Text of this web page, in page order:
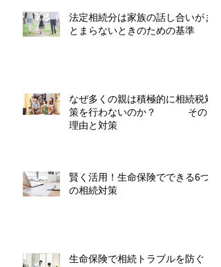
法定相続分は家族の話し合いがま
とまらないときのための基準
なぜ多くの親は積極的に相続税対
策を行わないのか？ その
理由と対策
賢く活用！生命保険でできる6つ
の相続対策
生命保険で相続トラブルを防ぐ